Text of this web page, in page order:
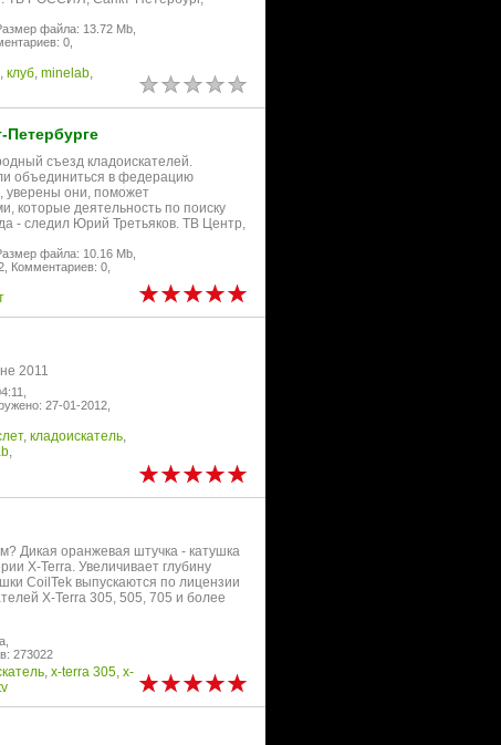
файла: 13.72 Mb,
0,
, клуб, minelab,
Петербурге
съезд кладоискателей.
объединиться в федерацию
уверены они, поможет
которые деятельность по поиску
- следил Юрий Третьяков. ТВ Центр,
файла: 10.16 Mb,
Комментариев: 0,
2011
27-01-2012,
, кладоискатель,
,
Дикая оранжевая штучка - катушка
X-Terra. Увеличивает глубину
CoilTek выпускаются по лицензии
X-Terra 305, 505, 705 и более
273022
, x-terra 305, x-